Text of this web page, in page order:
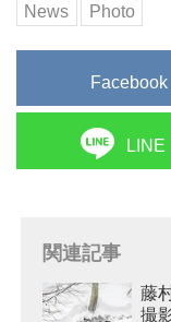
News
Photo
Facebook
LINE
関連記事
藤
撮